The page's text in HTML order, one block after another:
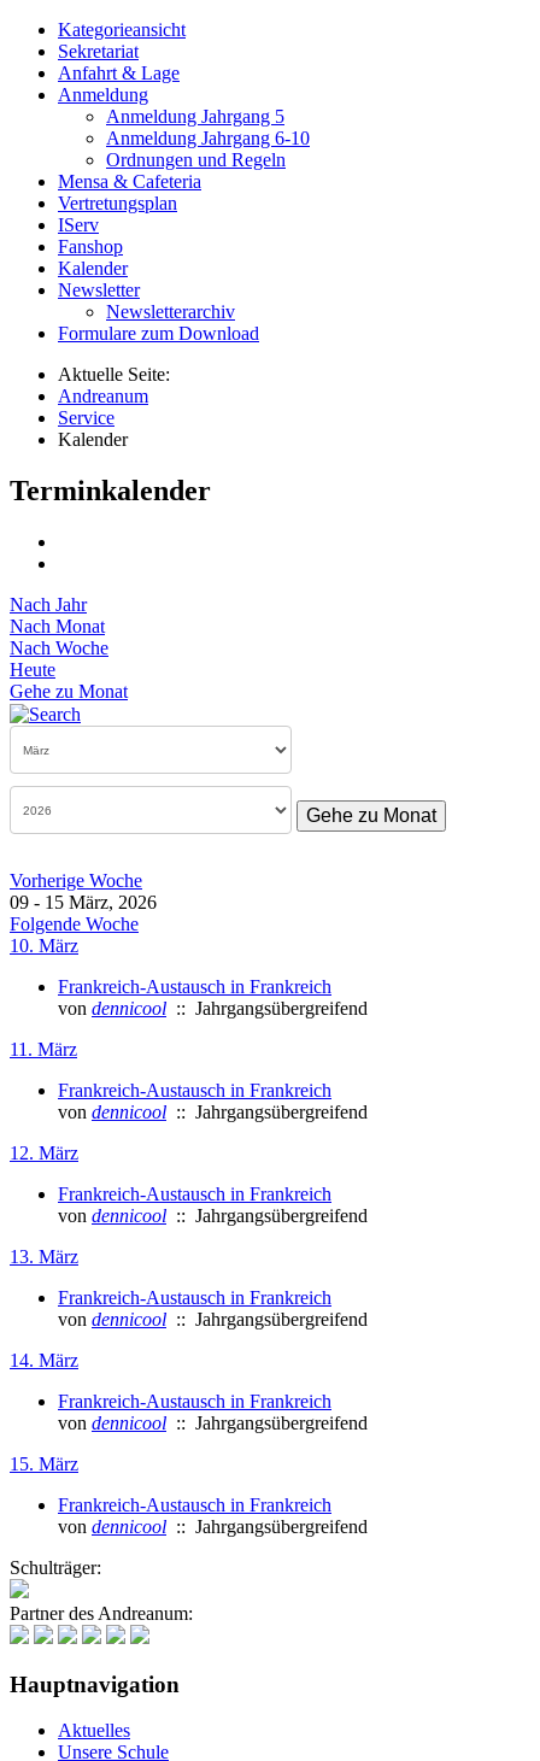
Kategorieansicht
Sekretariat
Anfahrt & Lage
Anmeldung
Anmeldung Jahrgang 5
Anmeldung Jahrgang 6-10
Ordnungen und Regeln
Mensa & Cafeteria
Vertretungsplan
IServ
Fanshop
Kalender
Newsletter
Newsletterarchiv
Formulare zum Download
Aktuelle Seite:
Andreanum
Service
Kalender
Terminkalender
Nach Jahr
Nach Monat
Nach Woche
Heute
Gehe zu Monat
Gehe zu Monat
Vorherige Woche
09 - 15 März, 2026
Folgende Woche
10. März
Frankreich-Austausch in Frankreich
von dennicool :: Jahrgangsübergreifend
11. März
Frankreich-Austausch in Frankreich
von dennicool :: Jahrgangsübergreifend
12. März
Frankreich-Austausch in Frankreich
von dennicool :: Jahrgangsübergreifend
13. März
Frankreich-Austausch in Frankreich
von dennicool :: Jahrgangsübergreifend
14. März
Frankreich-Austausch in Frankreich
von dennicool :: Jahrgangsübergreifend
15. März
Frankreich-Austausch in Frankreich
von dennicool :: Jahrgangsübergreifend
Schulträger:
Partner des Andreanum:
Hauptnavigation
Aktuelles
Unsere Schule